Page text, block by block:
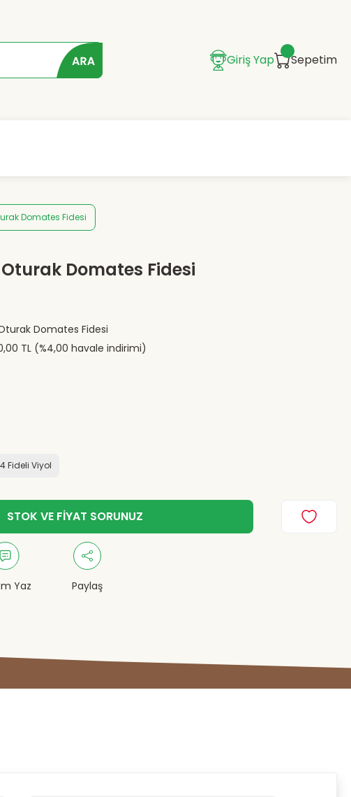
Giriş Yap Sepetim
Domates Fidesi
Domates Fidesi
Domates Fidesi
TL (%4,00 havale indirimi)
Fideli Viyol
STOK VE FİYAT SORUNUZ
Yaz Paylaş